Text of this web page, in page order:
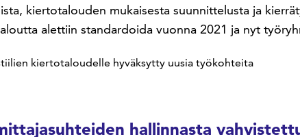
kiertotalouden mukaisesta suunnittelusta ja
alettiin standardoida vuonna 2021 ja nyt
kiertotaloudelle hyväksytty uusia työkohteita
hallinnasta